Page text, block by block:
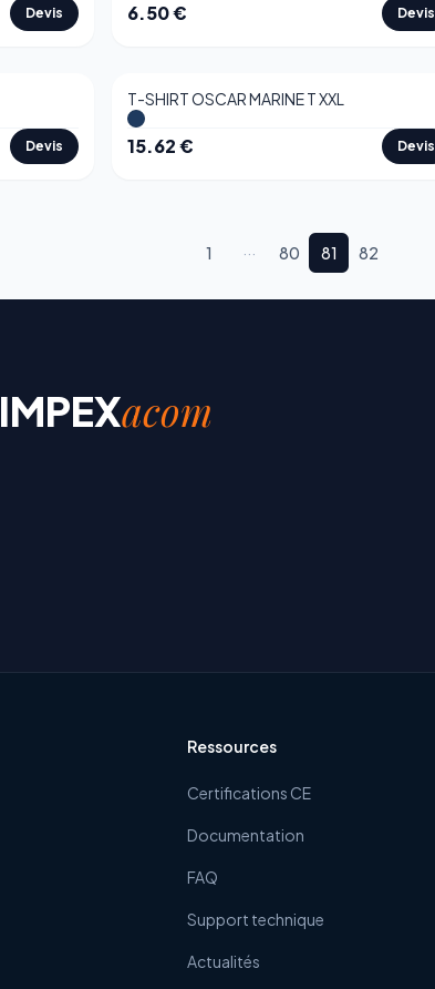
Devis 6.50€ Devis
Devis
T-SHIRT OSCAR MARINE T XXL
15.62€ Devis
1 ··· 80 81 82
IMPEXacom
Ressources
Certifications CE
Documentation
FAQ
Support technique
Actualités